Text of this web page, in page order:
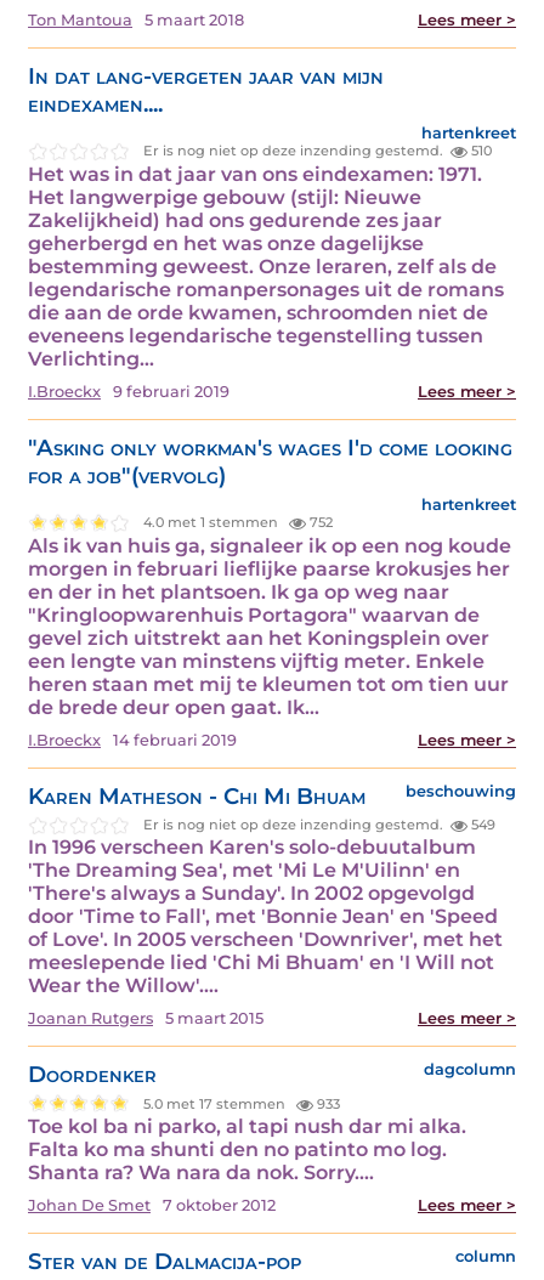
Ton Mantoua 5 maart 2018 Lees meer >
In dat lang-vergeten jaar van mijn
eindexamen....
hartenkreet
Er is nog niet op deze inzending gestemd. 510
Het was in dat jaar van ons eindexamen: 1971.
Het langwerpige gebouw (stijl: Nieuwe
Zakelijkheid) had ons gedurende zes jaar
geherbergd en het was onze dagelijkse
bestemming geweest. Onze leraren, zelf als de
legendarische romanpersonages uit de romans
die aan de orde kwamen, schroomden niet de
eveneens legendarische tegenstelling tussen
Verlichting…
I.Broeckx 9 februari 2019 Lees meer >
"Asking only workman's wages I'd come looking
for a job"(vervolg)
hartenkreet
4.0 met 1 stemmen 752
Als ik van huis ga, signaleer ik op een nog koude
morgen in februari lieflijke paarse krokusjes her
en der in het plantsoen. Ik ga op weg naar
"Kringloopwarenhuis Portagora" waarvan de
gevel zich uitstrekt aan het Koningsplein over
een lengte van minstens vijftig meter. Enkele
heren staan met mij te kleumen tot om tien uur
de brede deur open gaat. Ik…
I.Broeckx 14 februari 2019 Lees meer >
Karen Matheson - Chi Mi Bhuam beschouwing
Er is nog niet op deze inzending gestemd. 549
In 1996 verscheen Karen's solo-debuutalbum
'The Dreaming Sea', met 'Mi Le M'Uilinn' en
'There's always a Sunday'. In 2002 opgevolgd
door 'Time to Fall', met 'Bonnie Jean' en 'Speed
of Love'. In 2005 verscheen 'Downriver', met het
meeslepende lied 'Chi Mi Bhuam' en 'I Will not
Wear the Willow'.…
Joanan Rutgers 5 maart 2015 Lees meer >
Doordenker dagcolumn
5.0 met 17 stemmen 933
Toe kol ba ni parko, al tapi nush dar mi alka.
Falta ko ma shunti den no patinto mo log.
Shanta ra? Wa nara da nok. Sorry.…
Johan De Smet 7 oktober 2012 Lees meer >
Ster van de Dalmacija-pop column